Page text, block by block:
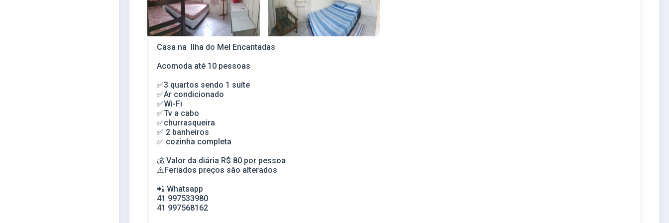
Casa na Ilha do Mel Encantadas
Acomoda até 10 pessoas
✅3 quartos sendo 1 suíte
✅Ar condicionado
✅Wi-Fi
✅Tv a cabo
✅churrasqueira
✅ 2 banheiros
✅ cozinha completa
💰 Valor da diária R$ 80 por pessoa
⚠️Feriados preços são alterados
📲 Whatsapp
41 997533980
41 997568162